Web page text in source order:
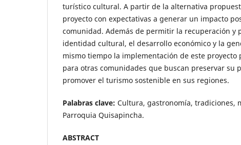
turístico cultural. A partir de la alternativa
proyecto con expectativas a generar un impacto
comunidad. Además de permitir la recuperación y
identidad cultural, el desarrollo económico y la
mismo tiempo la implementación de este proyecto
para otras comunidades que buscan preservar su
promover el turismo sostenible en sus regiones.
Palabras clave: Cultura, gastronomía, tradiciones,
Parroquia Quisapincha.
ABSTRACT